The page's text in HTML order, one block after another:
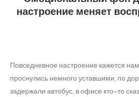
настроение меняет
Повседневное настроение кажется
проснулись немного уставшими, по
задержали автобус, в офисе кто-то